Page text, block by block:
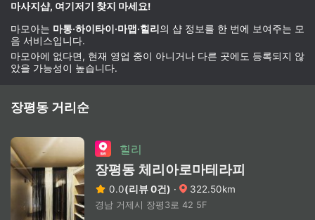
마사지샵, 여기저기 찾지 마세요!
마모아는 마통·하이타이·마맵·힐리 의 샵 정보를 한 번에 보여주는 모
음 서비스입니다.
마모아에 없다면, 현재 영업 중이 아니거나 다른 곳에도 등록되지 않
았을 가능성이 높습니다.
장평동 거리순
힐리
장평동 체리아로마테라피
0.0(리뷰 0건) · 322.50km
경남 거제시 장평3로 42 5F